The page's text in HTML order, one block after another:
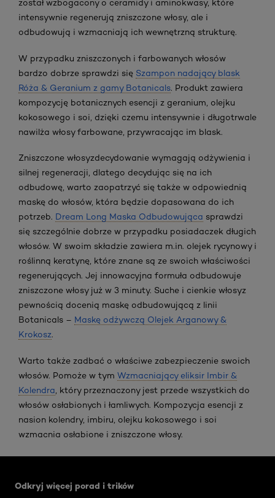
został wzbogacony o ceramidy i aminokwasy, które
intensywnie regenerują zniszczone włosy, ale i
odbudowują i wzmacniają ich wewnętrzną strukturę.
W przypadku zniszczonych i farbowanych włosów
bardzo dobrze sprawdzi się Szampon nadający blask
Róża & Geranium z gamy Botanicals. Produkt zawiera
kompozycję botanicznych esencji z geranium, olejku
kokosowego i soi, dzięki czemu intensywnie i długotrwale
nawilża włosy farbowane, przywracając im blask.
Zniszczone włosyzdecydowanie wymagają odżywienia i
silnej regeneracji, dlatego decydując się na ich
odbudowę, warto zaopatrzyć się także w odpowiednią
maskę do włosów, która będzie dopasowana do ich
potrzeb. Dream Long Maska Odbudowująca sprawdzi
się szczególnie dobrze w przypadku posiadaczek długich
włosów. W swoim składzie zawiera m.in. olejek rycynowy i
roślinną keratynę, które znane są ze swoich właściwości
regenerujących. Jej innowacyjna formuła odbudowuje
zniszczone włosy już w 3 minuty. Suche i cienkie włosyz
pewnością docenią maskę odbudowującą z linii
Botanicals – Maskę odżywczą Olejek Arganowy &
Krokosz.
Warto także zadbać o właściwe zabezpieczenie swoich
włosów. Pomoże w tym Wzmacniający eliksir Imbir &
Kolendra , który przeznaczony jest przede wszystkich do
włosów osłabionych i łamliwych. Kompozycja esencji z
nasion kolendry, imbiru, olejku kokosowego i soi
wzmacnia osłabione i zniszczone włosy.
Odkryj więcej porad i trików